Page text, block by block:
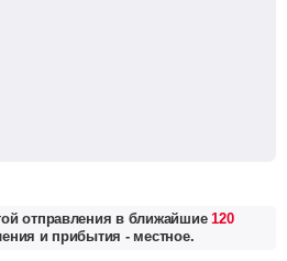
отправления в ближайшие120
и прибытия - местное.